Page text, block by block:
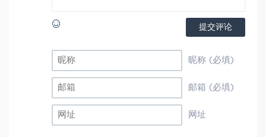
提交评论
昵称 (必填)
邮箱 (必填)
网址